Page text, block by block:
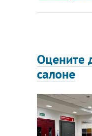
Оцените
салоне